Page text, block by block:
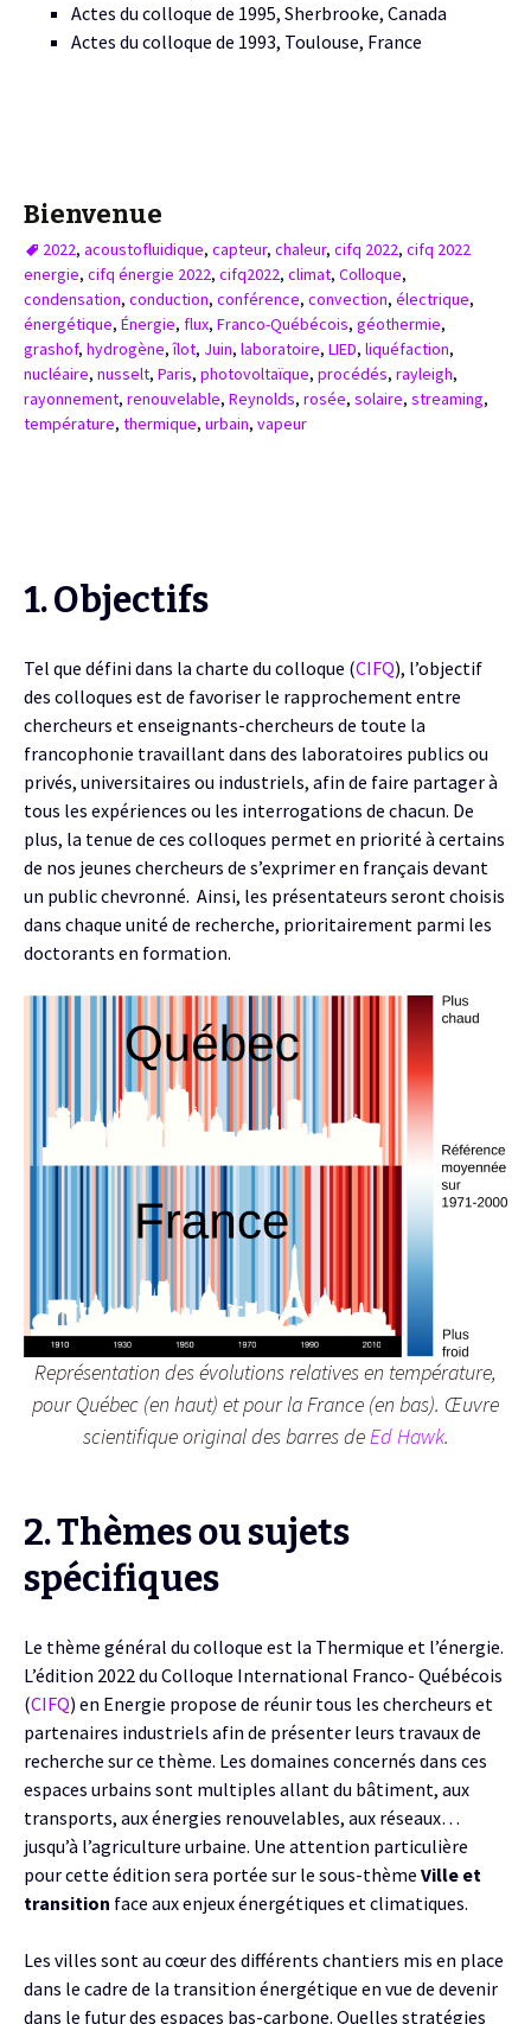
Actes du colloque de 1995, Sherbrooke, Canada
Actes du colloque de 1993, Toulouse, France
Bienvenue
2022, acoustofluidique, capteur, chaleur, cifq 2022, cifq 2022
energie, cifq énergie 2022, cifq2022, climat, Colloque,
condensation, conduction, conférence, convection, électrique,
énergétique, Énergie, flux, Franco-Québécois, géothermie,
grashof, hydrogène,îlot, Juin, laboratoire, LIED, liquéfaction,
nucléaire, nusselt, Paris, photovoltaïque, procédés, rayleigh,
rayonnement, renouvelable, Reynolds, rosée, solaire, streaming,
température, thermique, urbain, vapeur
1. Objectifs
Tel que défini dans la charte du colloque (CIFQ), l’objectif
des colloques est de favoriser le rapprochement entre
chercheurs et enseignants-chercheurs de toute la
francophonie travaillant dans des laboratoires publics ou
privés, universitaires ou industriels, afin de faire partager à
tous les expériences ou les interrogations de chacun. De
plus, la tenue de ces colloques permet en priorité à certains
de nos jeunes chercheurs de s’exprimer en français devant
un public chevronné. Ainsi, les présentateurs seront choisis
dans chaque unité de recherche, prioritairement parmi les
doctorants en formation.
Représentation des évolutions relatives en température,
pour Québec (en haut) et pour la France (en bas). Œuvre
scientifique original des barres deEd Hawk.
2. Thèmes ou sujets
spécifiques
Le thème général du colloque est la Thermique et l’énergie.
L’édition 2022 du Colloque International Franco- Québécois
(CIFQ) en Energie propose de réunir tous les chercheurs et
partenaires industriels afin de présenter leurs travaux de
recherche sur ce thème. Les domaines concernés dans ces
espaces urbains sont multiples allant du bâtiment, aux
transports, aux énergies renouvelables, aux réseaux…
jusqu’à l’agriculture urbaine. Une attention particulière
pour cette édition sera portée sur le sous-thème Ville et
transition face aux enjeux énergétiques et climatiques.
Les villes sont au cœur des différents chantiers mis en place
dans le cadre de la transition énergétique en vue de devenir
dans le futur des espaces bas-carbone. Quelles stratégies